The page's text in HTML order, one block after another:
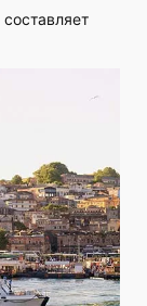
составляет